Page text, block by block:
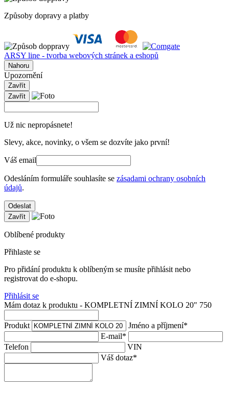
Způsoby dopravy a platby
ARSY line - tvorba webových stránek a eshopů
Nahoru
Upozornění
Zavřít
Zavřít
Už nic nepropásnete!
Slevy, akce, novinky, o všem se dozvíte jako první!
Váš email
Odesláním formuláře souhlasíte se zásadami ochrany osobních
údajů.
Odeslat
Zavřít
Oblíbené produkty
Přihlaste se
Pro přidání produktu k oblíbeným se musíte přihlásit nebo
registrovat do e-shopu.
Přihlásit se
Mám dotaz k produktu - KOMPLETNÍ ZIMNÍ KOLO 20" 750
Produkt Jméno a příjmení*
E-mail*
Telefon
VIN
Váš dotaz*